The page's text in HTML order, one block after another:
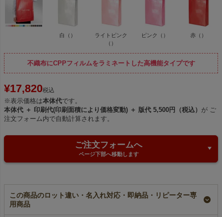
白（）
ライトピンク
（）
ピンク（） 赤（）
不織布にCPPフィルムをラミネートした高機能タイプです
¥17,820税込
※表示価格は本体代です。
本体代 ＋ 印刷代(印刷面積により価格変動) ＋ 版代 5,500円（税込） が ご
注文フォーム内で自動計算されます。
ご注文フォームへ
ページ下部へ移動します
この商品のロット違い・名入れ対応・即納品・リピーター専
用商品